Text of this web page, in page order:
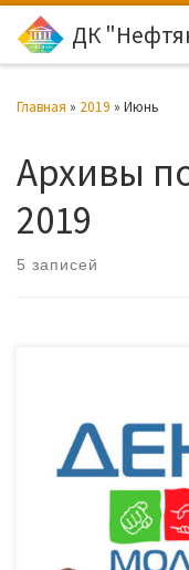
Перейти к
ДК
Главная » 2019 » Июнь
Архивы
2019
5 записей